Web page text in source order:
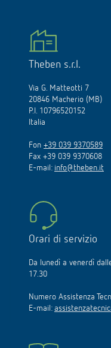
Theben s.r.l.
Via G. Matteotti 7
20846 Macherio (MB)
P.I. 10796520152
Italia
Fon +39 039 9370589
Fax +39 039 9370608
E-mail: info@theben.it
Orari di servizio
Da lunedì a venerdì
17.30
Numero Assistenza
E-mail: